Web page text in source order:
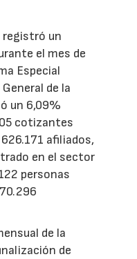
registró un
el mes de
Especial
de la
un 6,09%
cotizantes
afiliados,
en el sector
personas
de la
de